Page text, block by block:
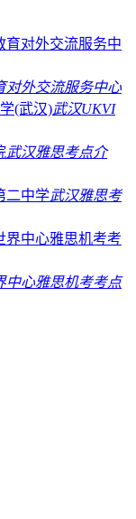
对外交流服务中心
武汉UKVI
武汉雅思考点介
武汉雅思考
中心雅思机考考点